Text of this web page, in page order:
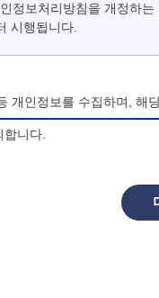
정보처리방침을 개정하
시행됩니다.
개인정보를 수집하며, 해
니다.